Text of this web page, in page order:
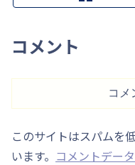
コメント
コメ
このサイトはスパムを
います。 コメントデー